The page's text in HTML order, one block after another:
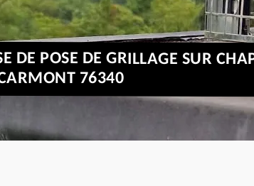
DE POSE DE GRILLAGE SUR
76340